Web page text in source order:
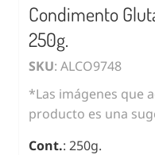
Condimento
250g.
SKU: ALCO9748
*Las imágenes que
producto es una
Cont.: 250g.